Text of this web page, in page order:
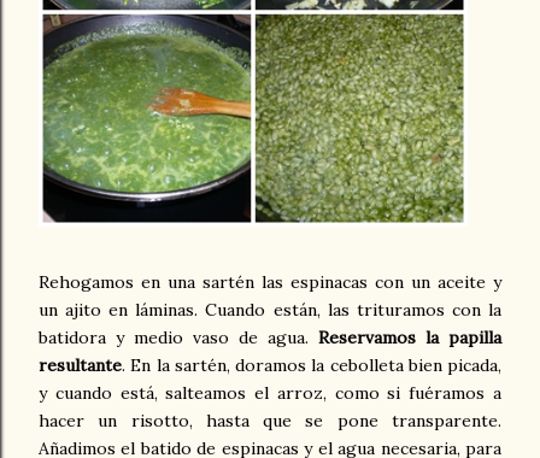
Rehogamos en una sartén las espinacas con un aceite y
un ajito en láminas. Cuando están, las trituramos con la
batidora y medio vaso de agua. Reservamos la papilla
resultante. En la sartén, doramos la cebolleta bien picada,
y cuando está, salteamos el arroz, como si fuéramos a
hacer un risotto, hasta que se pone transparente.
Añadimos el batido de espinacas y el agua necesaria, para